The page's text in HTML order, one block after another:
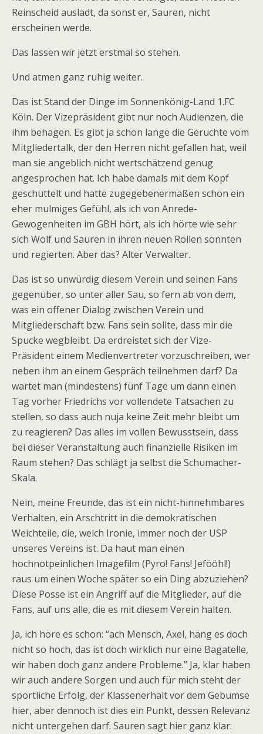
Reinscheid auslädt, da sonst er, Sauren, nicht
erscheinen werde.
Das lassen wir jetzt erstmal so stehen.
Und atmen ganz ruhig weiter.
Das ist Stand der Dinge im Sonnenkönig-Land 1.FC
Köln. Der Vizepräsident gibt nur noch Audienzen, die
ihm behagen. Es gibt ja schon lange die Gerüchte vom
Mitgliedertalk, der den Herren nicht gefallen hat, weil
man sie angeblich nicht wertschätzend genug
angesprochen hat. Ich habe damals mit dem Kopf
geschüttelt und hatte zugegebenermaßen schon ein
eher mulmiges Gefühl, als ich von Anrede-
Gewogenheiten im GBH hört, als ich hörte wie sehr
sich Wolf und Sauren in ihren neuen Rollen sonnten
und regierten. Aber das? Alter Verwalter.
Das ist so unwürdig diesem Verein und seinen Fans
gegenüber, so unter aller Sau, so fern ab von dem,
was ein offener Dialog zwischen Verein und
Mitgliederschaft bzw. Fans sein sollte, dass mir die
Spucke wegbleibt. Da erdreistet sich der Vize-
Präsident einem Medienvertreter vorzuschreiben, wer
neben ihm an einem Gespräch teilnehmen darf? Da
wartet man (mindestens) fünf Tage um dann einen
Tag vorher Friedrichs vor vollendete Tatsachen zu
stellen, so dass auch nuja keine Zeit mehr bleibt um
zu reagieren? Das alles im vollen Bewusstsein, dass
bei dieser Veranstaltung auch finanzielle Risiken im
Raum stehen? Das schlägt ja selbst die Schumacher-
Skala.
Nein, meine Freunde, das ist ein nicht-hinnehmbares
Verhalten, ein Arschtritt in die demokratischen
Weichteile, die, welch Ironie, immer noch der USP
unseres Vereins ist. Da haut man einen
hochnotpeinlichen Imagefilm (Pyro! Fans! Jefööhl!)
raus um einen Woche später so ein Ding abzuziehen?
Diese Posse ist ein Angriff auf die Mitglieder, auf die
Fans, auf uns alle, die es mit diesem Verein halten.
Ja, ich höre es schon: “ach Mensch, Axel, häng es doch
nicht so hoch, das ist doch wirklich nur eine Bagatelle,
wir haben doch ganz andere Probleme.” Ja, klar haben
wir auch andere Sorgen und auch für mich steht der
sportliche Erfolg, der Klassenerhalt vor dem Gebumse
hier, aber dennoch ist dies ein Punkt, dessen Relevanz
nicht untergehen darf. Sauren sagt hier ganz klar: